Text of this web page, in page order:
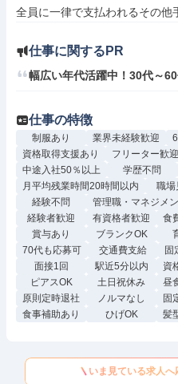
仕事に関するPR
仕事の特徴
制服あり 業界未経験歓迎
資格取得支援あり
フリーター歓迎
中途入社50％以上
学歴不問
月平均残業時間20時間以内
職場
経験不問
管理職・マネジメ
経験者歓迎
有資格者歓迎 食
賞与あり
ブランクOK
70代も応募可
交通費支給 固
面接1回
駅近5分以内 資
ピアスOK
土日祝休み 昼
原則定時退社
ノルマなし 固
食事補助あり
ひげOK 髪
いま見ている求人へ